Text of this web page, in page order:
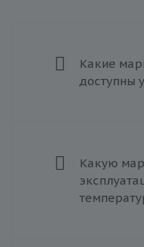
Какие
доступны
Какую